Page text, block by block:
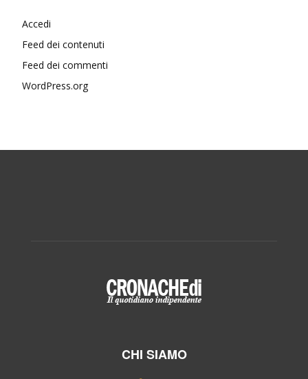
Accedi
Feed dei contenuti
Feed dei commenti
WordPress.org
CHI SIAMO